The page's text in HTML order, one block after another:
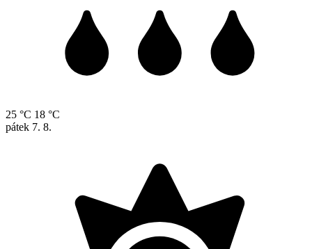
25 °C 18 °C
pátek 7. 8.